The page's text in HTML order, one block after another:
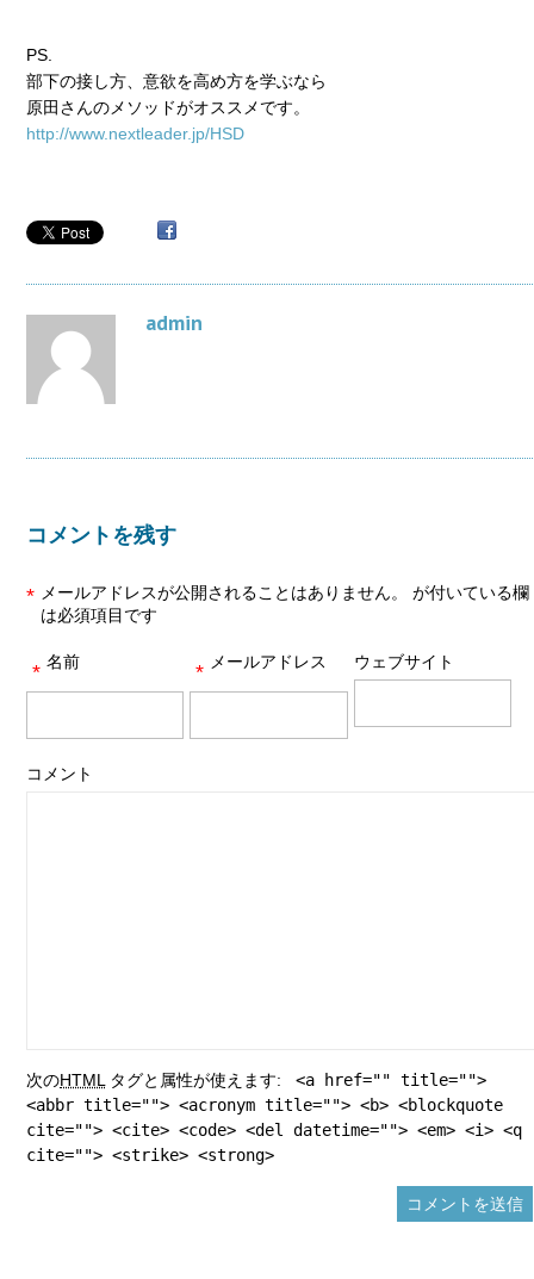
PS.
部下の接し方、意欲を高め方を学ぶなら
原田さんのメソッドがオススメです。
http://www.nextleader.jp/HSD
admin
コメントを残す
メールアドレスが公開されることはありません。
*
が付いている欄
は必須項目です
名前
* メールアドレス
* ウェブサイト
コメント
次のHTML タグと属性が使えます:
<a href="" title="">
<abbr title=""> <acronym title=""> <b> <blockquote
cite=""> <cite> <code> <del datetime=""> <em> <i> <q
cite=""> <strike> <strong>